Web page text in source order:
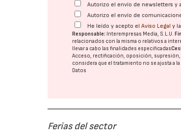
Autorizo el envío de newsletters y
Autorizo el envío de
He leído y acepto elAviso Legal y la
Responsable: Interempresas Media, S.L.U.
relacionados con la misma o relativos a
llevar a cabo las finalidades especificadas
Acceso, rectificación, oposición,
considera que el tratamiento no se ajusta a
Datos
Ferias del sector